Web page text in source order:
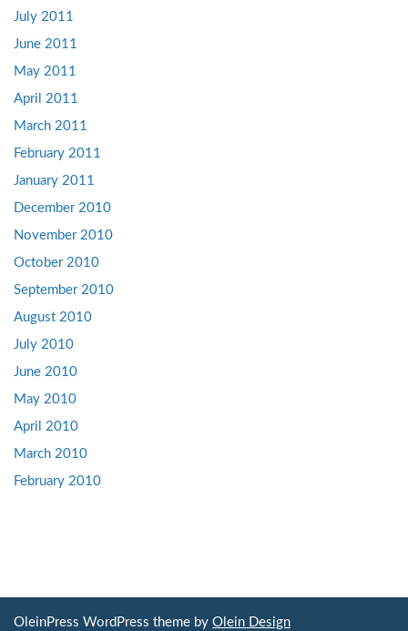
July 2011
June 2011
May 2011
April 2011
March 2011
February 2011
January 2011
December 2010
November 2010
October 2010
September 2010
August 2010
July 2010
June 2010
May 2010
April 2010
March 2010
February 2010
OleinPress WordPress theme by Olein Design